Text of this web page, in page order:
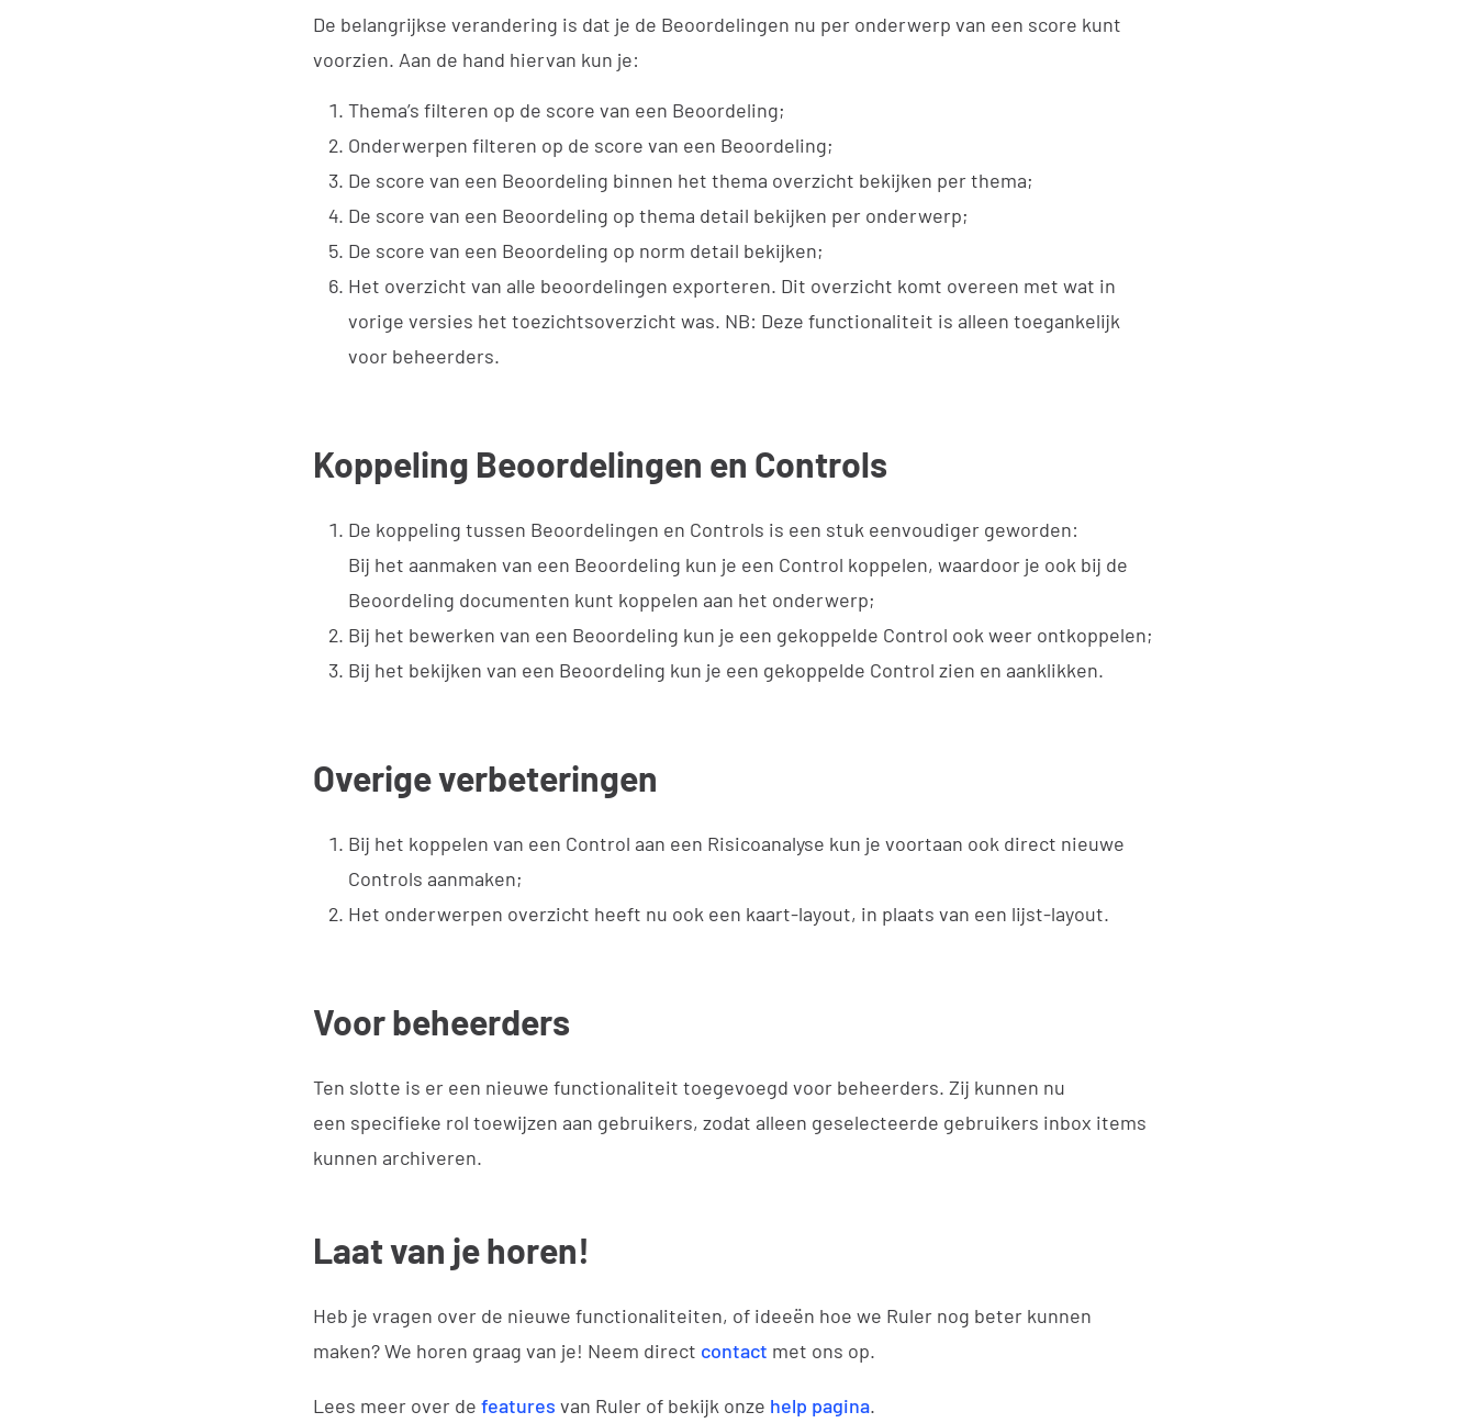
De belangrijkse verandering is dat je de Beoordelingen nu per onderwerp van een score kunt
voorzien. Aan de hand hiervan kun je:
Thema’s filteren op de score van een Beoordeling;
Onderwerpen filteren op de score van een Beoordeling;
De score van een Beoordeling binnen het thema overzicht bekijken per thema;
De score van een Beoordeling op thema detail bekijken per onderwerp;
De score van een Beoordeling op norm detail bekijken;
Het overzicht van alle beoordelingen exporteren. Dit overzicht komt overeen met wat in
vorige versies het toezichtsoverzicht was. NB: Deze functionaliteit is alleen toegankelijk
voor beheerders.
Koppeling Beoordelingen en Controls
De koppeling tussen Beoordelingen en Controls is een stuk eenvoudiger geworden:
Bij het aanmaken van een Beoordeling kun je een Control koppelen, waardoor je ook bij de
Beoordeling documenten kunt koppelen aan het onderwerp;
Bij het bewerken van een Beoordeling kun je een gekoppelde Control ook weer ontkoppelen;
Bij het bekijken van een Beoordeling kun je een gekoppelde Control zien en aanklikken.
Overige verbeteringen
Bij het koppelen van een Control aan een Risicoanalyse kun je voortaan ook direct nieuwe
Controls aanmaken;
Het onderwerpen overzicht heeft nu ook een kaart-layout, in plaats van een lijst-layout.
Voor beheerders
Ten slotte is er een nieuwe functionaliteit toegevoegd voor beheerders. Zij kunnen nu
een specifieke rol toewijzen aan gebruikers, zodat alleen geselecteerde gebruikers inbox items
kunnen archiveren.
Laat van je horen!
Heb je vragen over de nieuwe functionaliteiten, of ideeën hoe we Ruler nog beter kunnen
maken? We horen graag van je! Neem direct contact met ons op.
Lees meer over defeatures van Ruler of bekijk onze help pagina.